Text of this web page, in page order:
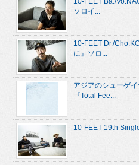
ソロイ...
10-FEET Dr./
に』ソロ...
アジアのシューゲ
『Total Fee...
10-FEET 19th